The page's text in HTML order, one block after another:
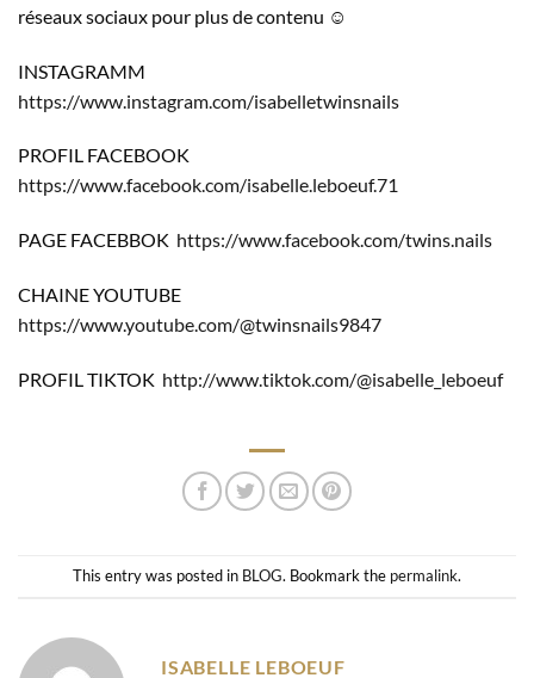
réseaux sociaux pour plus de contenu ☺️
INSTAGRAMM
https://www.instagram.com/isabelletwinsnails
PROFIL FACEBOOK
https://www.facebook.com/isabelle.leboeuf.71
PAGE FACEBBOK https://www.facebook.com/twins.nails
CHAINE YOUTUBE
https://www.youtube.com/@twinsnails9847
PROFIL TIKTOK http://www.tiktok.com/@isabelle_leboeuf
This entry was posted in BLOG. Bookmark the permalink.
ISABELLE LEBOEUF